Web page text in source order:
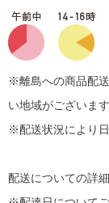
※離島への商品配
い地域がございま
※配送状況により
配送についての詳